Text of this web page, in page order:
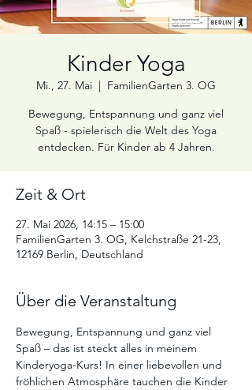
Kinder Yoga
Mi., 27. Mai
  |
FamilienGarten 3. OG
Bewegung, Entspannung und ganz viel
Spaß - spielerisch die Welt des Yoga
entdecken. Für Kinder ab 4 Jahren.
Zeit & Ort
27. Mai 2026, 14:15 – 15:00
FamilienGarten 3. OG, Kelchstraße 21-23,
12169 Berlin, Deutschland
Über die Veranstaltung
Bewegung, Entspannung und ganz viel
Spaß – das ist steckt alles in meinem
Kinderyoga-Kurs! In einer liebevollen und
fröhlichen Atmosphäre tauchen die Kinder